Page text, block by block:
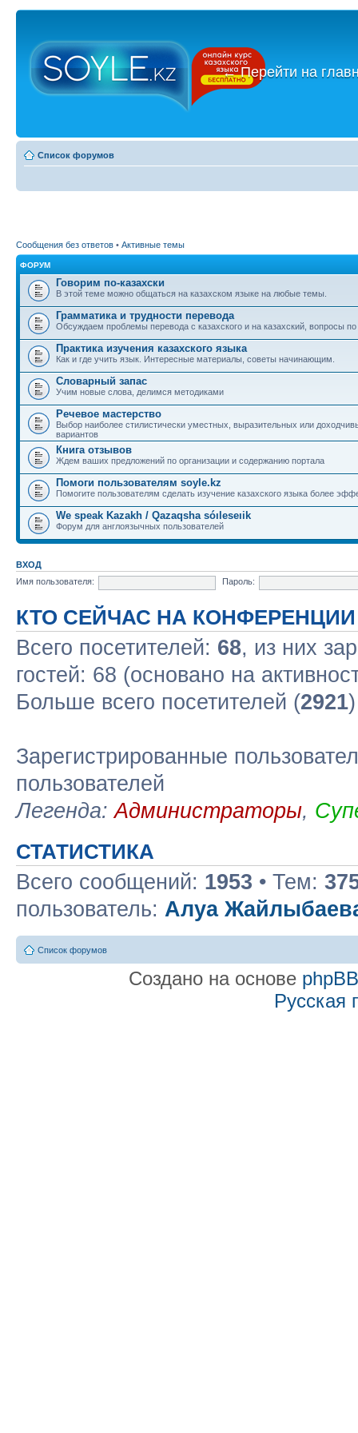
←Перейти на
Список форумов
Сообщения без ответов • Активные темы
ФОРУМ
Говорим по-казахски
В этой теме можно общаться на казахском языке на любые темы.
Грамматика и трудности перевода
Обсуждаем проблемы перевода с казахского и на казахский, вопросы
Практика изучения казахского языка
Как и где учить язык. Интересные материалы, советы начинающим.
Словарный запас
Учим новые слова, делимся методиками
Речевое мастерство
Выбор наиболее стилистически уместных, выразительных или
вариантов
Книга отзывов
Ждем ваших предложений по организации и содержанию портала
Помоги пользователям soyle.kz
Помогите пользователям сделать изучение казахского языка более
We speak Kazakh / Qazaqsha sóıleseıik
Форум для англоязычных пользователей
ВХОД
Имя пользователя:
Пароль:
КТО СЕЙЧАС НА КОНФЕРЕНЦИИ
Всего посетителей: 68, из них
гостей: 68 (основано на
Больше всего посетителей (2921
Зарегистрированные
пользователей
Легенда:Администраторы,
СТАТИСТИКА
Всего сообщений: 1953 • Тем:
пользователь: Алуа
Список форумов
Создано на основе phpBB
Русская